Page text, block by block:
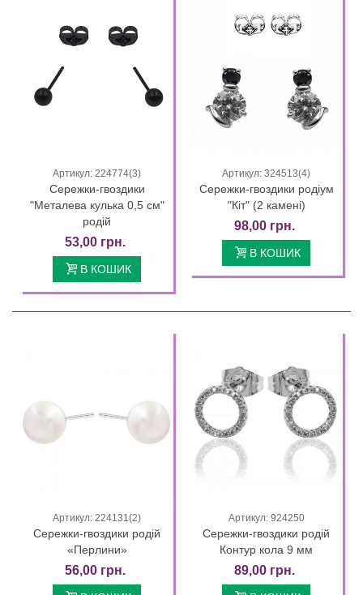
Артикул: 224774(3)
Сережки-гвоздики
"Металева кулька 0,5 см"
родій
53,00 грн.
В КОШИК
Артикул: 324513(4)
Сережки-гвоздики родіум
"Кіт" (2 камені)
98,00 грн.
В КОШИК
Артикул: 224131(2)
Сережки-гвоздики родій
«Перлини»
56,00 грн.
Артикул: 924250
Сережки-гвоздики родій
Контур кола 9 мм
89,00 грн.